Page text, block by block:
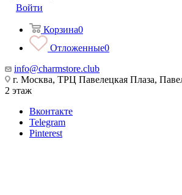
Войти
Корзина0
Отложенные0
info@charmstore.club
г. Москва, ТРЦ Павелецкая Плаза,
2 этаж
Вконтакте
Telegram
Pinterest